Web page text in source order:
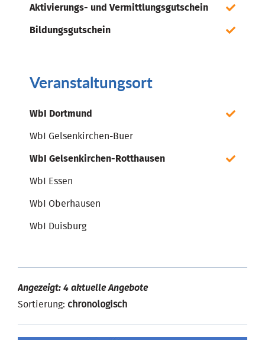
Aktivierungs- und Vermittlungsgutschein
Bildungsgutschein
Veranstaltungsort
WbI Dortmund
WbI Gelsenkirchen-Buer
WbI Gelsenkirchen-Rotthausen
WbI Essen
WbI Oberhausen
WbI Duisburg
Angezeigt: 4 aktuelle Angebote
Sortierung: chronologisch